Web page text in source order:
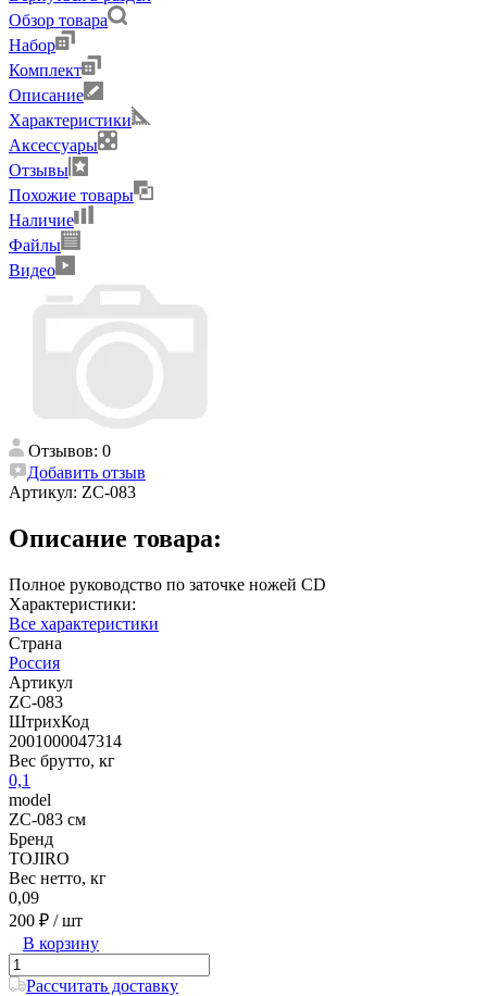
Обзор товара
Набор
Комплект
Описание
Характеристики
Аксессуары
Отзывы
Похожие товары
Наличие
Файлы
Видео
Отзывов: 0
Добавить отзыв
Артикул: ZC-083
Описание товара:
Полное руководство по заточке ножей CD
Характеристики:
Все характеристики
Страна
Россия
Артикул
ZC-083
ШтрихКод
2001000047314
Вес брутто, кг
0,1
model
ZC-083 см
Бренд
TOJIRO
Вес нетто, кг
0,09
200 ₽ / шт
В корзину
Рассчитать доставку